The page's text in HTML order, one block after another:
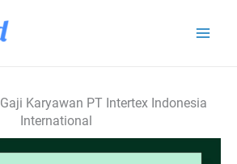
Gaji Karyawan PT Intertex Indonesia
International